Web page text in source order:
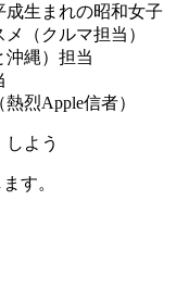
成生まれの昭和女子
（クルマ担当）
沖縄）担当
烈Apple信者）
よう
す。